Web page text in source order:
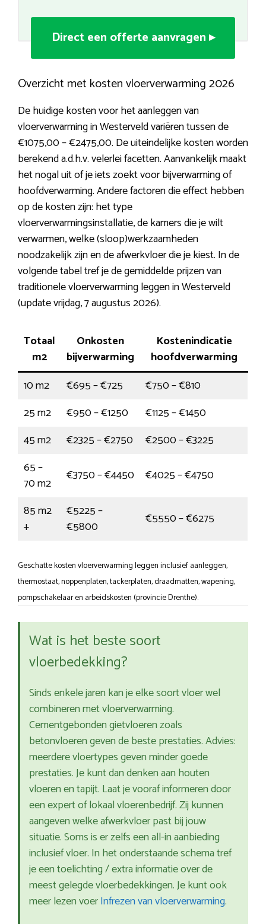
Direct een offerte aanvragen ▸
Overzicht met kosten vloerverwarming 2026
De huidige kosten voor het aanleggen van
vloerverwarming in Westerveld variëren tussen de
€1075,00 – €2475,00. De uiteindelijke kosten worden
berekend a.d.h.v. velerlei facetten. Aanvankelijk maakt
het nogal uit of je iets zoekt voor bijverwarming of
hoofdverwarming. Andere factoren die effect hebben
op de kosten zijn: het type
vloerverwarmingsinstallatie, de kamers die je wilt
verwarmen, welke (sloop)werkzaamheden
noodzakelijk zijn en de afwerkvloer die je kiest. In de
volgende tabel tref je de gemiddelde prijzen van
traditionele vloerverwarming leggen in Westerveld
(update vrijdag, 7 augustus 2026).
Totaal
m2
Onkosten
bijverwarming
Kostenindicatie
hoofdverwarming
10 m2
€695 – €725
€750 – €810
25 m2
€950 – €1250
€1125 – €1450
45 m2
€2325 – €2750
€2500 – €3225
65 –
70 m2
€3750 – €4450
€4025 – €4750
85 m2
+
€5225 –
€5800
€5550 – €6275
Geschatte kosten vloerverwarming leggen inclusief aanleggen,
thermostaat, noppenplaten, tackerplaten, draadmatten, wapening,
pompschakelaar en arbeidskosten (provincie Drenthe).
Wat is het beste soort
vloerbedekking?
Sinds enkele jaren kan je elke soort vloer wel
combineren met vloerverwarming.
Cementgebonden gietvloeren zoals
betonvloeren geven de beste prestaties. Advies:
meerdere vloertypes geven minder goede
prestaties. Je kunt dan denken aan houten
vloeren en tapijt. Laat je vooraf informeren door
een expert of lokaal vloerenbedrijf. Zij kunnen
aangeven welke afwerkvloer past bij jouw
situatie. Soms is er zelfs een all-in aanbieding
inclusief vloer. In het onderstaande schema tref
je een toelichting / extra informatie over de
meest gelegde vloerbedekkingen. Je kunt ook
meer lezen voerInfrezen van vloerverwarming.